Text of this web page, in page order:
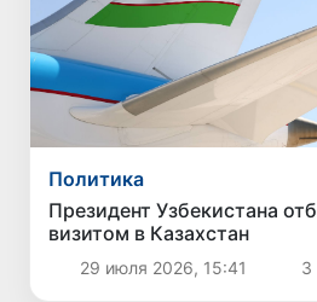
Политика
Президент Узбекистана
визитом в Казахстан
29 июля 2026, 15:41 3